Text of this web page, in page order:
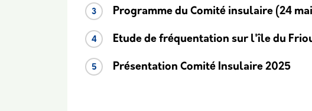
Programme du Comité insulaire (24
Etude de fréquentation sur l'île du
Présentation Comité Insulaire 2025